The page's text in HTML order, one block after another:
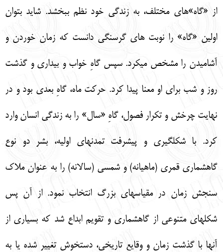
از «گاه»هاي مختلف، به زندگي خود نظم ببخشد. شايد بتوان
اولين «گاه» را نوبت هاي گرسنگي دانست كه زمان خوردن و
آشاميدن را مشخص ميكرد. سپس گاهِ خواب و بيداري و گذشت
روز و شب براي او معنا پيدا كرد. حركت ماه، گاهِ بعدي بود و در
نهايت چرخش و تكرار فصول، گاهِ «سال» را به زندگي انسان وارد
كرد. با شكلگيري و پيشرفت تمدنهاي اوليه، بشر دو نوع
گاهشماري قمري (ماهيانه) و شمسي (سالانه) را به عنوان ملاك
سنجش زمان در مقياسهاي بزرگ انتخاب نمود. از آن پس
شكلهاي متنوعي از گاهشماري و تقويم ابداع شد كه بسياري از
آنها با گذشت زمان و وقايع تاريخي، دستخوش تغيير شده يا به